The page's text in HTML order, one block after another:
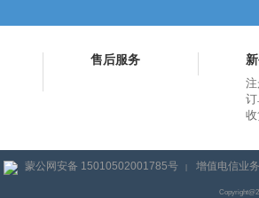
售后服务
蒙公网安备 15010502001785号 | 增值电信业